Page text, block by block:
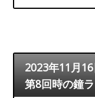
2023年11月16
第8回時の鐘